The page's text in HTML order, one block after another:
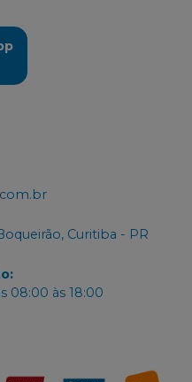
Curitiba - PR
:
08:00 às 18:00